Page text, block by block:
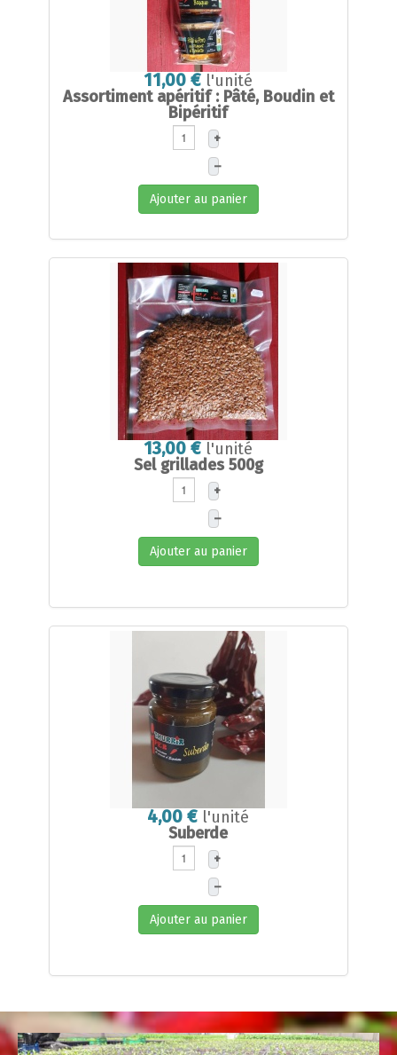
11,00 € l'unité
Assortiment apéritif : Pâté, Boudin et
Bipéritif
+
–
Ajouter au panier
13,00 € l'unité
Sel grillades 500g
+
–
Ajouter au panier
4,00 € l'unité
Suberde
+
–
Ajouter au panier